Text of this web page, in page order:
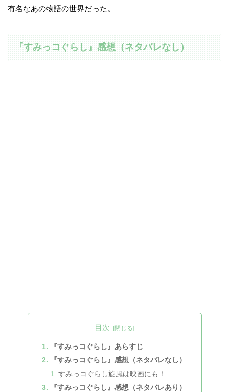
有名なあの物語の世界だった。
『すみっコぐらし』感想（ネタバレなし）
目次
『すみっコぐらし』あらすじ
『すみっコぐらし』感想（ネタバレなし）
すみっコぐらし旋風は映画にも！
『すみっコぐらし』感想（ネタバレあり）